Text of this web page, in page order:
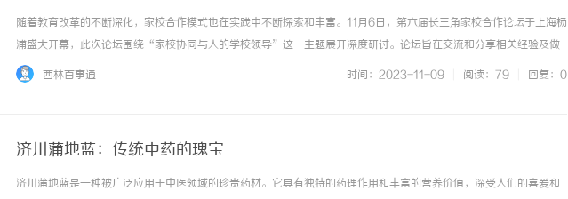
随着教育改革的不断深化，家校合作模式也在实践中不断探索和丰富。11月6日，第六届长三角家校合作论坛于上海杨
浦盛大开幕，此次论坛围绕“家校协同与人的学校领导”这一主题展开深度研讨。论坛旨在交流和分享相关经验及做
法，以提升长三角地区乃至全国的家校合作水平，积极促使更多家长积极参与到孩子的教育过程中来。值得一提的
西林百事通 时间：2023-11-09 阅读：79 回复：0
济川蒲地蓝：传统中药的瑰宝
济川蒲地蓝是一种被广泛应用于中医领域的珍贵药材。它具有独特的药理作用和丰富的营养价值，深受人们的喜爱和